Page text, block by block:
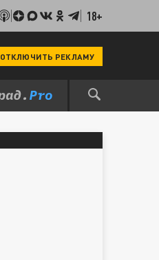
18+
ОТКЛЮЧИТЬ РЕКЛАМУ